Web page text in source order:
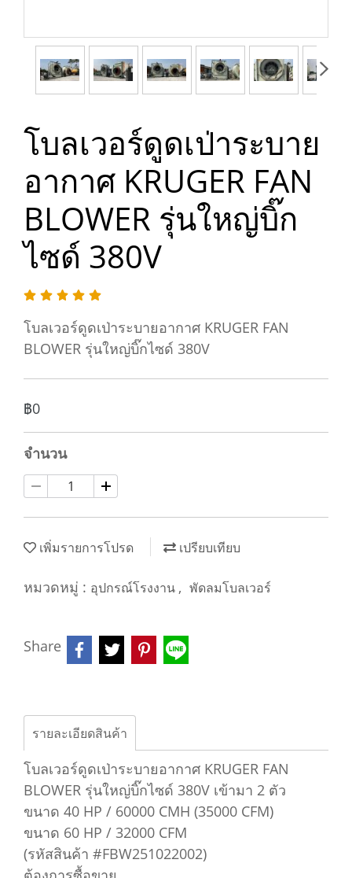
โบลเวอร์ดูดเป่าระบาย
อากาศ KRUGER FAN
BLOWER รุ่นใหญ่บิ๊ก
ไซด์ 380V
โบลเวอร์ดูดเป่าระบายอากาศ KRUGER FAN
BLOWER รุ่นใหญ่บิ๊กไซด์ 380V
฿0
จำนวน
เพิ่มรายการโปรด เปรียบเทียบ
หมวดหมู่ : อุปกรณ์โรงงาน , พัดลมโบลเวอร์
Share
รายละเอียดสินค้า
โบลเวอร์ดูดเป่าระบายอากาศ KRUGER FAN
BLOWER รุ่นใหญ่บิ๊กไซด์ 380V เข้ามา 2 ตัว
ขนาด 40 HP / 60000 CMH (35000 CFM)
ขนาด 60 HP / 32000 CFM
(รหัสสินค้า #FBW251022002)